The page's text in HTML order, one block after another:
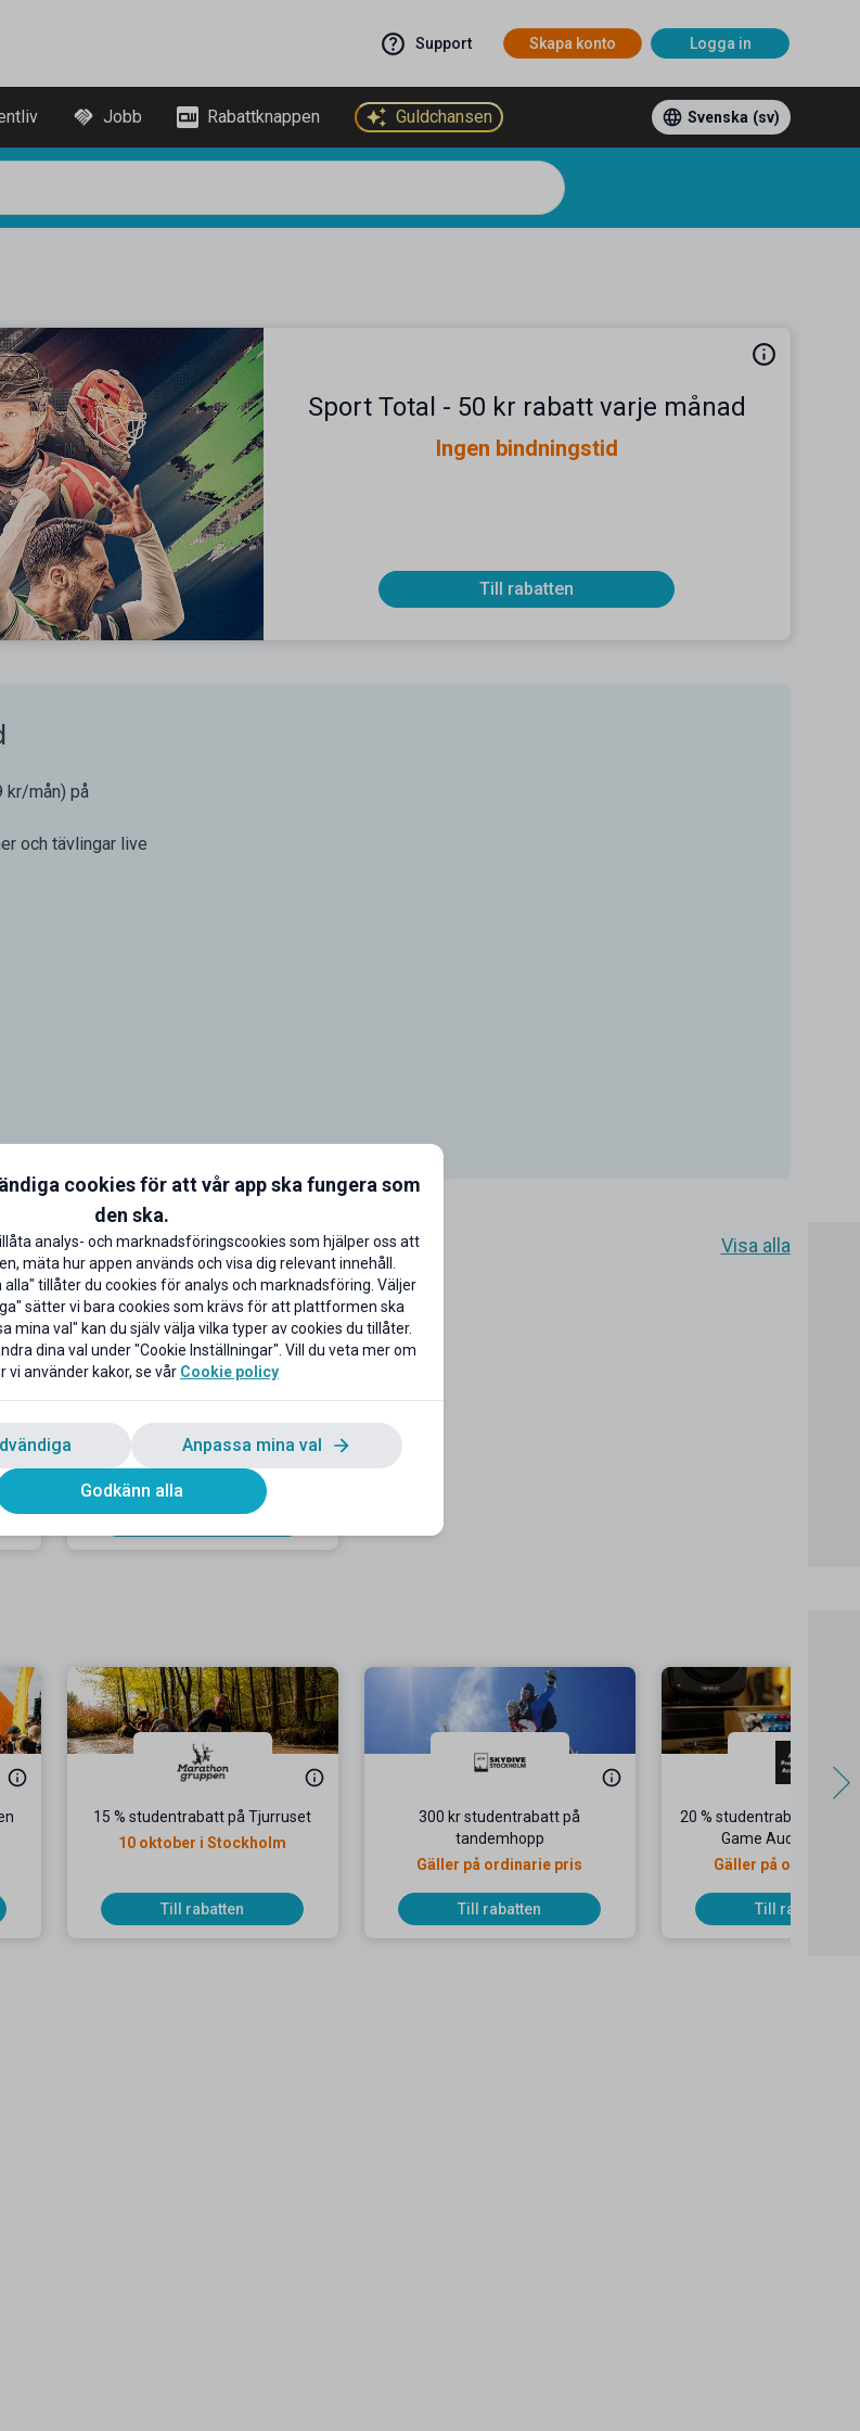
Support Skapa konto Logga in
Jobb Rabattknappen Guldchansen Svenska (sv)
Sport Total - 50 kr rabatt varje månad
Ingen bindningstid
Till rabatten
kr/mån) på
och tävlingar live
Visa alla
1 månad gratis Plus
Ingen bindningstid
15 % studentrabatt på Tjurruset
10 oktober i Stockholm
Till rabatten
300 kr studentrabatt på
tandemhopp
Gäller på ordinarie pris
Till rabatten
20 % studentrabatt på
Game Audio
Gäller på ordinarie
Till rabatten
cookies för att vår app ska fungera som
den ska.
analys- och marknadsföringscookies som hjälper oss att
mäta hur appen används och visa dig relevant innehåll.
alla" tillåter du cookies för analys och marknadsföring. Väljer
sätter vi bara cookies som krävs för att plattformen ska
mina val" kan du själv välja vilka typer av cookies du tillåter.
dina val under "Cookie Inställningar". Vill du veta mer om
vi använder kakor, se vår Cookie policy
Anpassa mina val
Godkänn alla